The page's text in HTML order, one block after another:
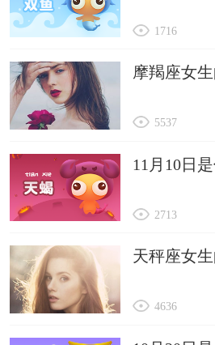
1716
摩羯座女
5537
11月10日
2713
天秤座女
4636